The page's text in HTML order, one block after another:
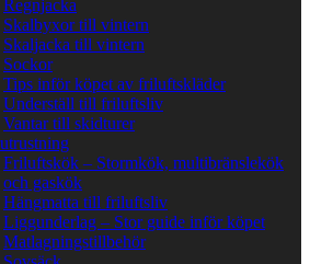
Regnjacka
Skalbyxor till vintern
Skaljacka till vintern
Sockor
Tips inför köpet av friluftskläder
Underställ till friluftsliv
Vantar till skidturer
Friluftskök – Stormkök, multibränslekök
och gaskök
Hängmatta till friluftsliv
Liggunderlag – Stor guide inför köpet
Matlagningstillbehör